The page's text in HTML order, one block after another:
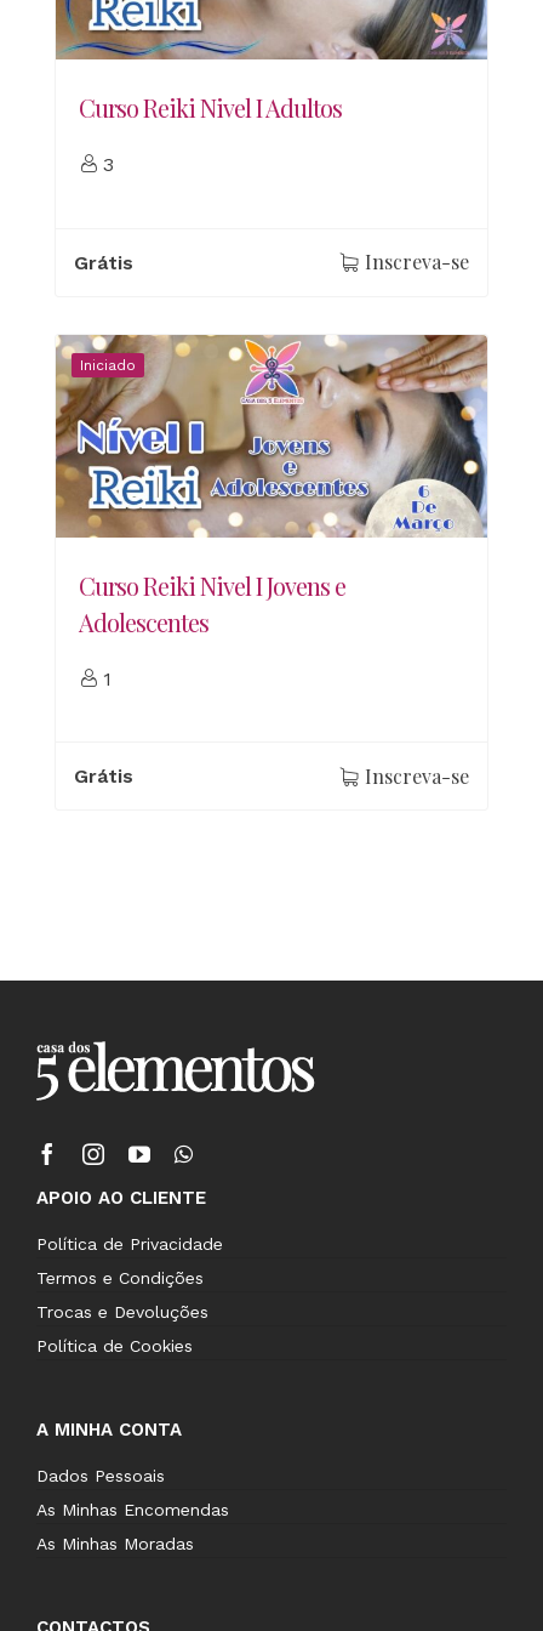
Curso Reiki Nivel I Adultos
3
Grátis Inscreva-se
Iniciado
Curso Reiki Nivel I Jovens e
Adolescentes
1
Grátis Inscreva-se
APOIO AO CLIENTE
Política de Privacidade
Termos e Condições
Trocas e Devoluções
Política de Cookies
A MINHA CONTA
Dados Pessoais
As Minhas Encomendas
As Minhas Moradas